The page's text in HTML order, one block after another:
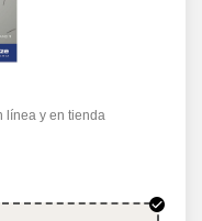
línea y en tienda